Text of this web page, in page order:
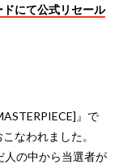
にて公式リセール
』で
なわれました。
人の中から当選者が